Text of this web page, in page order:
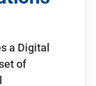
a Digital
of